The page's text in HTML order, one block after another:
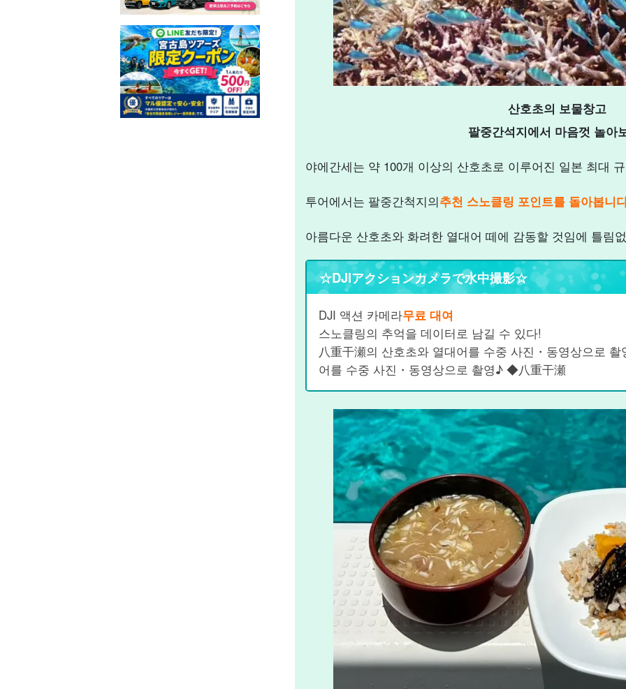
산호초의 보물창고
팔중간석지에서 마음껏 놀아
야에간세는 약 100개 이상의 산호초로 이루어진 일본 최대
투어에서는 팔중간척지의추천 스노클링 포인트를 돌아봅니
아름다운 산호초와 화려한 열대어 떼에 감동할 것임에 틀림
☆DJIアクションカメラで水中撮影☆
DJI 액션 카메라무료 대여
스노클링의 추억을 데이터로 남길 수 있다!
八重干瀬의 산호초와 열대어를 수중 사진・동영상으로
어를 수중 사진・동영상으로 촬영♪ ◆八重干瀬